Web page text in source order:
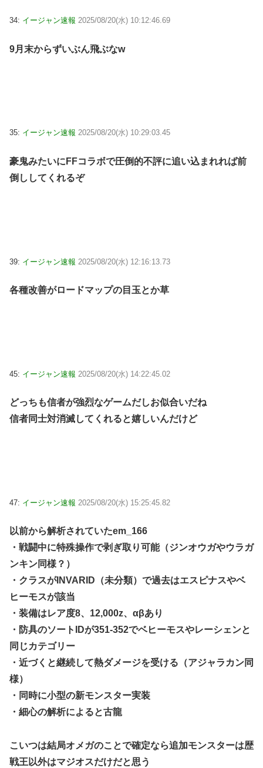
34: イージャン速報 2025/08/20(水) 10:12:46.69
9月末からずいぶん飛ぶなw
35: イージャン速報 2025/08/20(水) 10:29:03.45
豪鬼みたいにFFコラボで圧倒的不評に追い込まれれば前
倒ししてくれるぞ
39: イージャン速報 2025/08/20(水) 12:16:13.73
各種改善がロードマップの目玉とか草
45: イージャン速報 2025/08/20(水) 14:22:45.02
どっちも信者が強烈なゲームだしお似合いだね
信者同士対消滅してくれると嬉しいんだけど
47: イージャン速報 2025/08/20(水) 15:25:45.82
以前から解析されていたem_166
・戦闘中に特殊操作で剥ぎ取り可能（ジンオウガやウラガ
ンキン同様？）
・クラスがINVARID（未分類）で過去はエスピナスやベ
ヒーモスが該当
・装備はレア度8、12,000z、αβあり
・防具のソートIDが351-352でベヒーモスやレーシェンと
同じカテゴリー
・近づくと継続して熱ダメージを受ける（アジャラカン同
様）
・同時に小型の新モンスター実装
・細心の解析によると古龍
こいつは結局オメガのことで確定なら追加モンスターは歴
戦王以外はマジオスだけだと思う